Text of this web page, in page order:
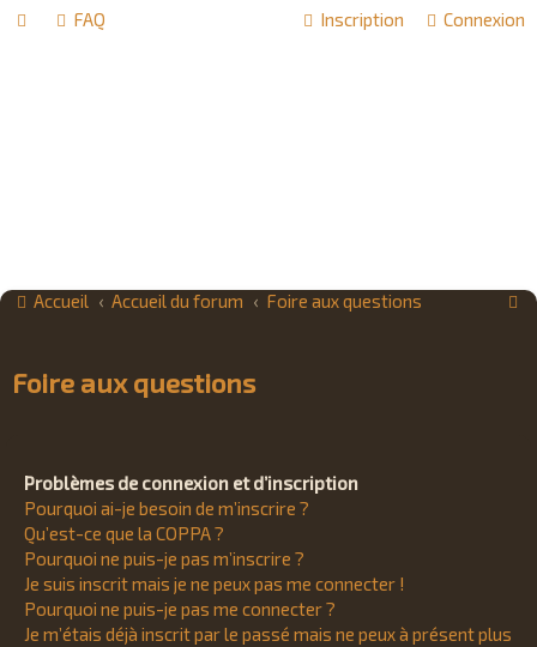
FAQ Connexion
Inscription
Accueil Accueil du forum Foire aux questions
R
Foire aux questions
Problèmes de connexion et d’inscription
Pourquoi ai-je besoin de m’inscrire ?
Qu’est-ce que la COPPA ?
Pourquoi ne puis-je pas m’inscrire ?
Je suis inscrit mais je ne peux pas me connecter !
Pourquoi ne puis-je pas me connecter ?
Je m’étais déjà inscrit par le passé mais ne peux à présent plus